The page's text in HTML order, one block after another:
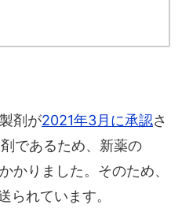
剤が2021年3月に承認さ
であるため、新薬の
かりました。そのため、
られています。